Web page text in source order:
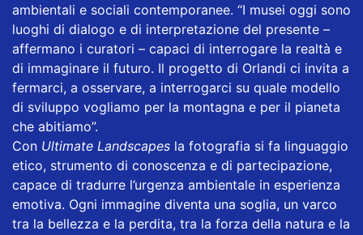
ambientali e sociali contemporanee. “I musei oggi sono
luoghi di dialogo e di interpretazione del presente –
affermano i curatori – capaci di interrogare la realtà e
di immaginare il futuro. Il progetto di Orlandi ci invita a
fermarci, a osservare, a interrogarci su quale modello
di sviluppo vogliamo per la montagna e per il pianeta
che abitiamo”.
Con Ultimate Landscapes la fotografia si fa linguaggio
etico, strumento di conoscenza e di partecipazione,
capace di tradurre l’urgenza ambientale in esperienza
emotiva. Ogni immagine diventa una soglia, un varco
tra la bellezza e la perdita, tra la forza della natura e la